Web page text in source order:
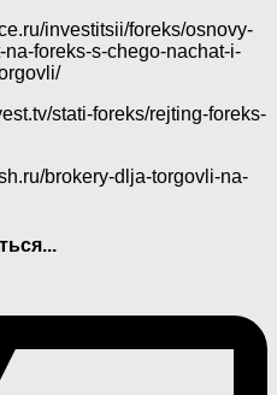
investitsii/foreks/osnovy-
foreks-s-chego-nachat-i-
stati-foreks/rejting-foreks-
brokery-dlja-torgovli-na-